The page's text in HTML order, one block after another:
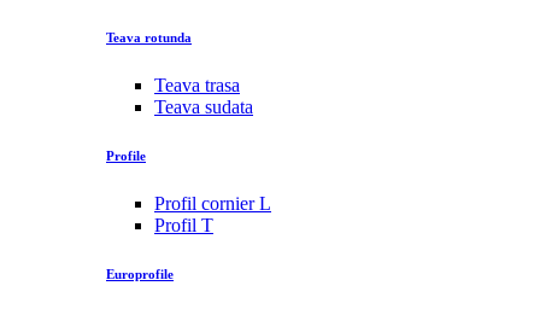
Teava rotunda
Teava trasa
Teava sudata
Profile
Profil cornier L
Profil T
Europrofile